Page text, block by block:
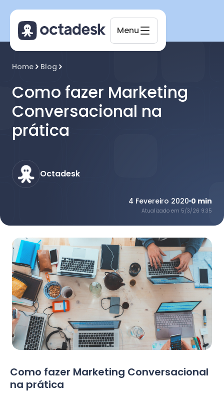
Menu
Home Blog
Como fazer Marketing
Conversacional na
prática
Octadesk
4 Fevereiro 2020 0 min
Atualizado em 5/3/26 9:35
Como fazer Marketing Conversacional
na prática
Octadesk
Online agora